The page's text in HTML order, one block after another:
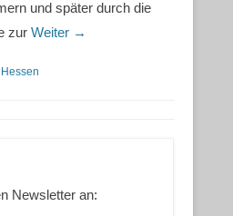
und später durch die
zur Weiter →
Hessen
Newsletter an: